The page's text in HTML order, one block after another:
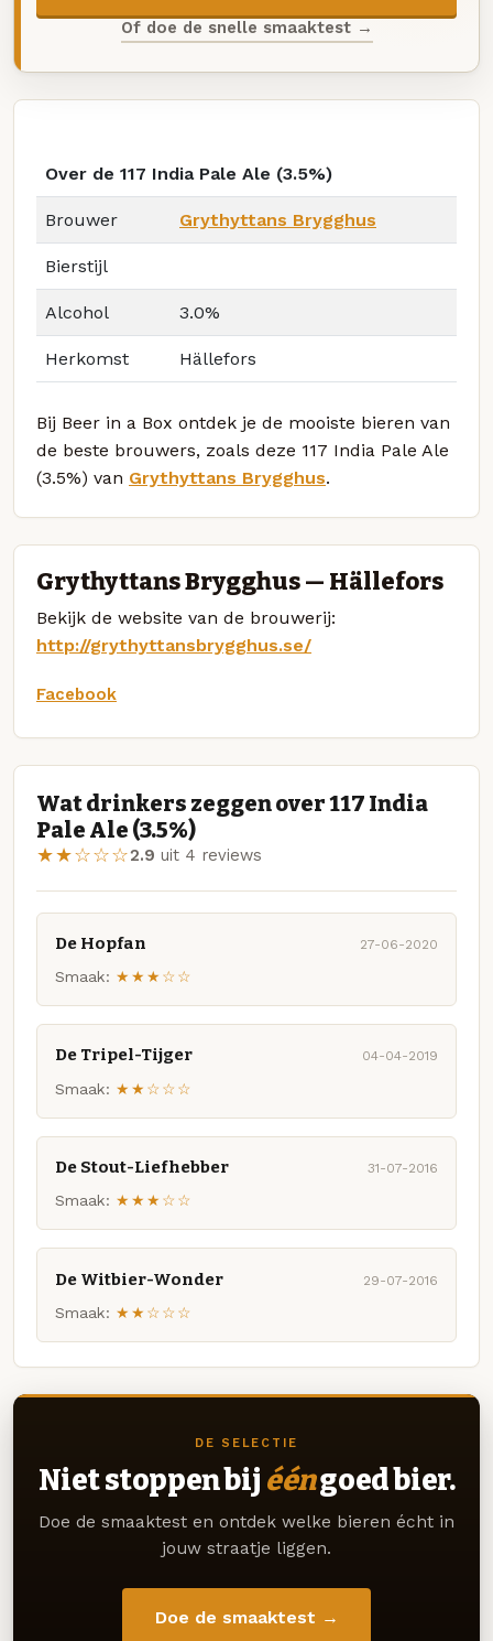
Of doe de snelle smaaktest →
Over de 117 India Pale Ale (3.5%)
Brouwer Grythyttans Brygghus
Bierstijl
Alcohol 3.0%
Herkomst Hällefors
Bij Beer in a Box ontdek je de mooiste bieren van
de beste brouwers, zoals deze 117 India Pale Ale
(3.5%) van Grythyttans Brygghus.
Grythyttans Brygghus — Hällefors
Bekijk de website van de brouwerij:
http://grythyttansbrygghus.se/
Facebook
Wat drinkers zeggen over 117 India
Pale Ale (3.5%)
★★☆☆☆2.9 uit 4 reviews
De Hopfan 27-06-2020
Smaak: ★★★☆☆
De Tripel-Tijger 04-04-2019
Smaak: ★★☆☆☆
De Stout-Liefhebber 31-07-2016
Smaak: ★★★☆☆
De Witbier-Wonder 29-07-2016
Smaak: ★★☆☆☆
DE SELECTIE
Niet stoppen bij ééngoed bier.
Doe de smaaktest en ontdek welke bieren écht in
jouw straatje liggen.
Doe de smaaktest →